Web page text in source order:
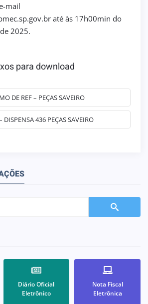
mail
até às 17h00min do
2025.
para download
DE REF – PEÇAS SAVEIRO
DISPENSA 436 PEÇAS SAVEIRO
Diário Oficial
Eletrônico
Nota Fiscal
Eletrônica